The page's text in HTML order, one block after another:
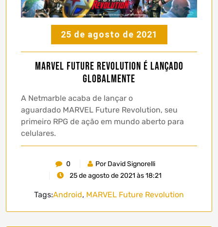
25 de agosto de 2021
Marvel Future Revolution é lançado
globalmente
A Netmarble acaba de lançar o
aguardado MARVEL Future Revolution, seu
primeiro RPG de ação em mundo aberto para
celulares.
0
Por David Signorelli
25 de agosto de 2021 às 18:21
Tags:Android, MARVEL Future Revolution